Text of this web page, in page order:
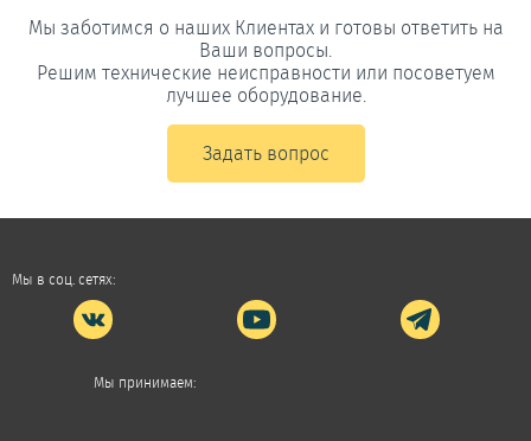
Мы заботимся о наших Клиентах и готовы ответить на
Ваши вопросы.
Решим технические неисправности или посоветуем
лучшее оборудование.
Задать вопрос
Мы в соц. сетях:
Мы принимаем: